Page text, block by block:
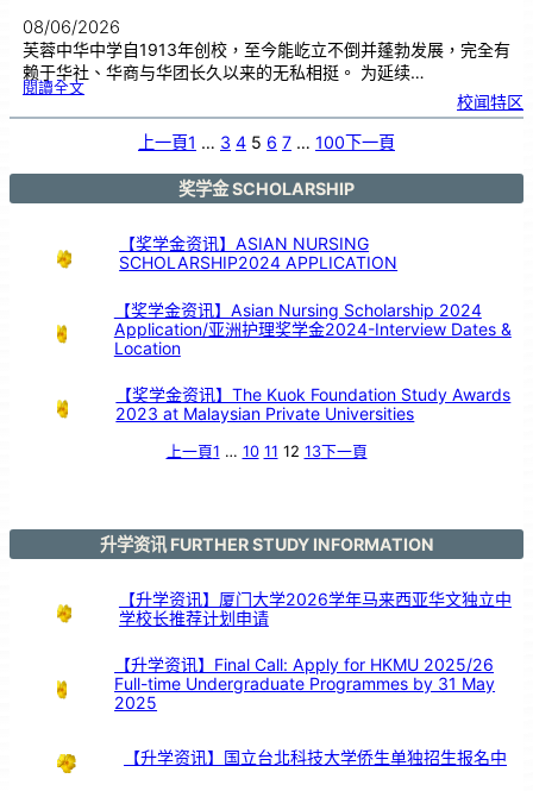
08/06/2026
芙蓉中华中学自1913年创校，至今能屹立不倒并蓬勃发展，完全有
赖于华社、华商与华团长久以来的无私相挺。 为延续…
閱讀全文:情
挺
挺
身
芙
校闻特区
上一頁1 … 3 4 5 6 7 … 100下一頁
奖学金 SCHOLARSHIP
【奖学金资讯】ASIAN NURSING
SCHOLARSHIP2024 APPLICATION
【奖学金资讯】Asian Nursing Scholarship 2024
Application/亚洲护理奖学金2024-Interview Dates &
Location
【奖学金资讯】The Kuok Foundation Study Awards
2023 at Malaysian Private Universities
上一頁1 … 10 11 12 13下一頁
升学资讯 FURTHER STUDY INFORMATION
【升学资讯】厦门大学2026学年马来西亚华文独立中
学校长推荐计划申请
【升学资讯】Final Call: Apply for HKMU 2025/26
Full-time Undergraduate Programmes by 31 May
2025
【升学资讯】国立台北科技大学侨生单独招生报名中